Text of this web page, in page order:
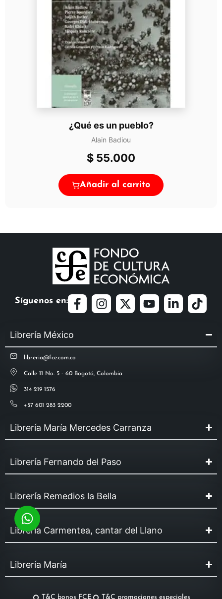
¿Qué es un pueblo?
Alain Badiou
$ 55.000
Añadir al carrito
Síguenos en:
Librería México
libreria@fce.com.co
Calle 11 No. 5 - 60 Bogotá, Colombia
314 219 1576
+57 601 283 2200
Librería María Mercedes Carranza
Librería Fernando del Paso
Librería Remedios la Bella
Librería Carmentea, cantar del Llano
Librería María
T&C bonos FCE T&C promociones especiales